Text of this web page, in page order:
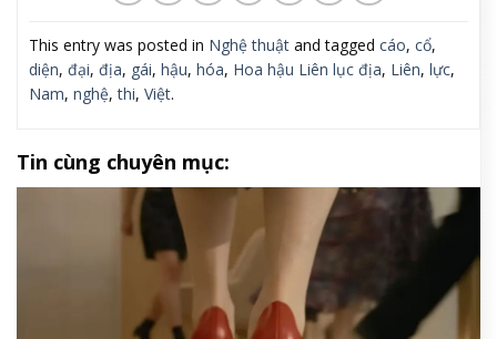
This entry was posted in Nghệ thuật and tagged cáo, cổ,
diện, đại, địa, gái, hậu, hóa, Hoa hậu Liên lục địa, Liên, lực,
Nam, nghệ,thi, Việt.
Tin cùng chuyên mục: